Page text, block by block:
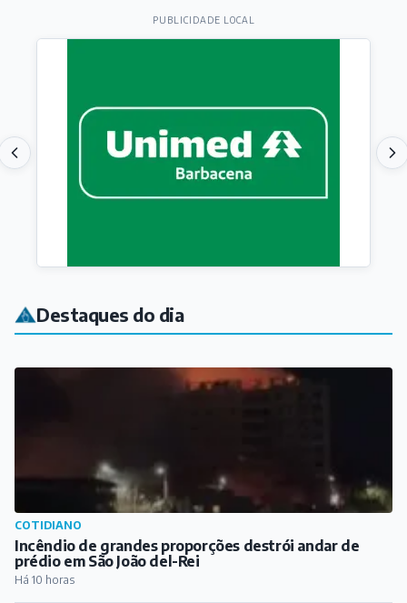
PUBLICIDADE LOCAL
Destaques do dia
COTIDIANO
Incêndio de grandes proporções destrói andar de
prédio em São João del-Rei
Há 10 horas